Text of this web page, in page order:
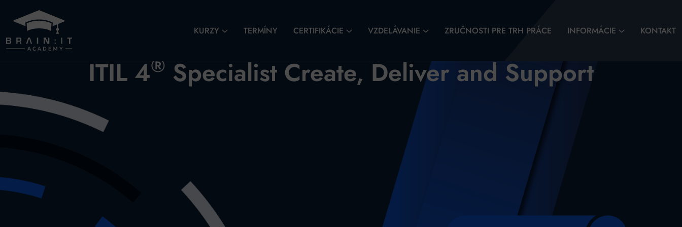
KURZY TERMÍNY CERTIFIKÁCIE VZDELÁVANIE ZRUČNOSTI PRE TRH PRÁCE INFORMÁCIE KONTAKT
ITIL 4® Specialist Create, Deliver and Support